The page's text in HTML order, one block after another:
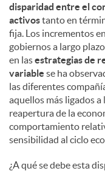
disparidad entre el
activostanto en
fija. Los incrementos
gobiernos a largo
en lasestrategias de
variable se ha
las diferentes
aquellos más ligados
reapertura de la
comportamiento
sensibilidad al ciclo
¿A qué se debe esta